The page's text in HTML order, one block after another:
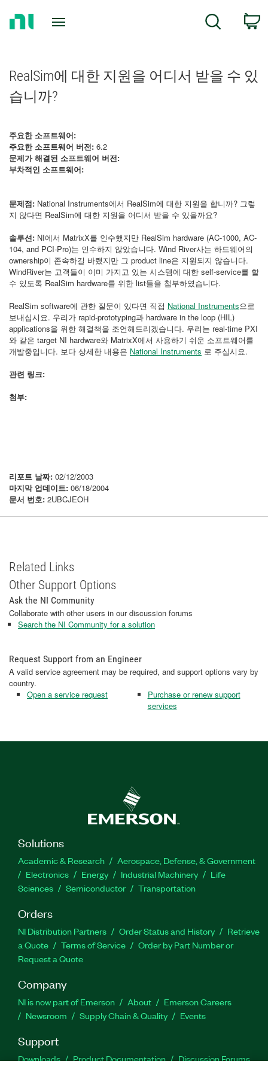
Search
RealSim에 대한 지원을 어디서 받을 수 있
습니까?
주요한 소프트웨어:
주요한 소프트웨어 버전: 6.2
문제가 해결된 소프트웨어 버전:
부차적인 소프트웨어:
문제점: National Instruments에서 RealSim에 대한 지원을 합니까? 그렇
지 않다면 RealSim에 대한 지원을 어디서 받을 수 있을까요?
솔루션: NI에서 MatrixX를 인수했지만 RealSim hardware (AC-1000, AC-
104, and PCI-Pro)는 인수하지 않았습니다. Wind River사는 하드웨어의
ownership이 존속하길 바랬지만 그 product line은 지원되지 않습니다.
WindRiver는 고객들이 이미 가지고 있는 시스템에 대한 self-service를 할
수 있도록 RealSim hardware를 위한 list들을 첨부하였습니다.
RealSim software에 관한 질문이 있다면 직접 National Instruments으로
보내십시요. 우리가 rapid-prototyping과 hardware in the loop (HIL)
applications을 위한 해결책을 조언해드리겠습니다. 우리는 real-time PXI
와 같은 target NI hardware와 MatrixX에서 사용하기 쉬운 소프트웨어를
개발중입니다. 보다 상세한 내용은 National Instruments 로 주십시요.
관련 링크:
첨부:
리포트 날짜: 02/12/2003
마지막 업데이트: 06/18/2004
문서 번호: 2UBCJEOH
Related Links
Other Support Options
Ask the NI Community
Collaborate with other users in our discussion forums
Search the NI Community for a solution
Request Support from an Engineer
A valid service agreement may be required, and support options vary by
country.
Open a service request
Purchase or renew support
services
Solutions
Academic & Research
Aerospace, Defense, & Government
Electronics
Energy Industrial Machinery
Life
Sciences
Semiconductor Transportation
Orders
NI Distribution Partners Order Status and History
Retrieve
a Quote
Terms of Service
Order by Part Number or
Request a Quote
Company
NI is now part of Emerson About
Emerson Careers
Newsroom
Supply Chain & Quality Events
Support
Downloads Product Documentation
Discussion Forums